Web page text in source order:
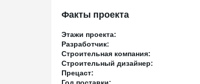
Факты проекта
Этажи проекта:
Разработчик:
Строительная компания:
Строительный дизайнер:
Прецаст: